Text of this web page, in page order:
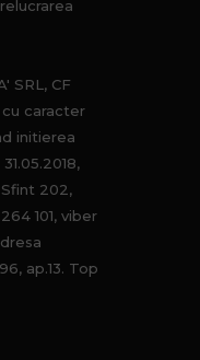
SRL, CF
caracter
initierea
202,
101, viber
ap.13. Top